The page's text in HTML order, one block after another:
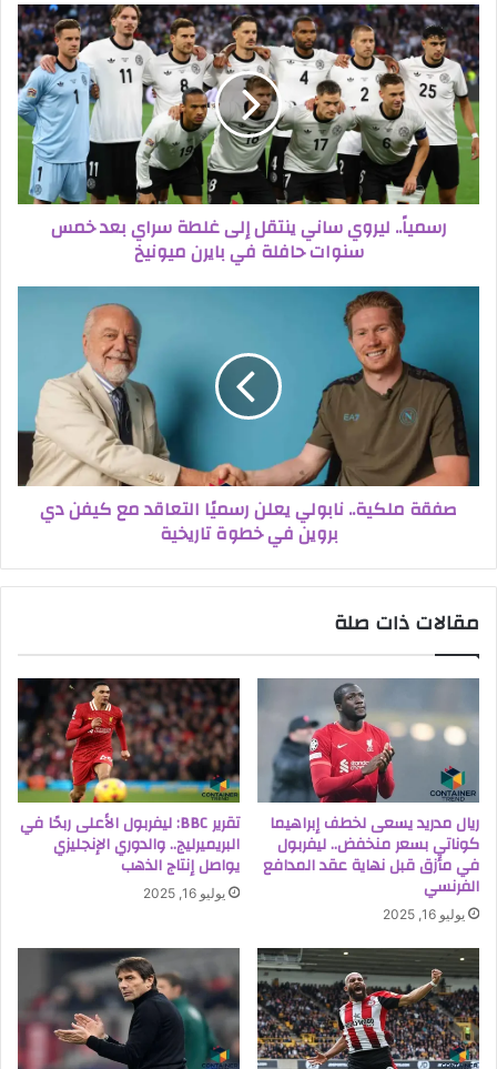
رسمياً.. ليروي ساني ينتقل إلى غلطة سراي بعد خمس
سنوات حافلة في بايرن ميونيخ
صفقة ملكية.. نابولي يعلن رسميًا التعاقد مع كيفن دي
بروين في خطوة تاريخية
مقالات ذات صلة
ريال مدريد يسعى لخطف إبراهيما
كوناتي بسعر منخفض.. ليفربول
في مأزق قبل نهاية عقد المدافع
الفرنسي
يوليو 16, 2025
تقرير BBC: ليفربول الأعلى ربحًا في
البريميرليج.. والدوري الإنجليزي
يواصل إنتاج الذهب
يوليو 16, 2025